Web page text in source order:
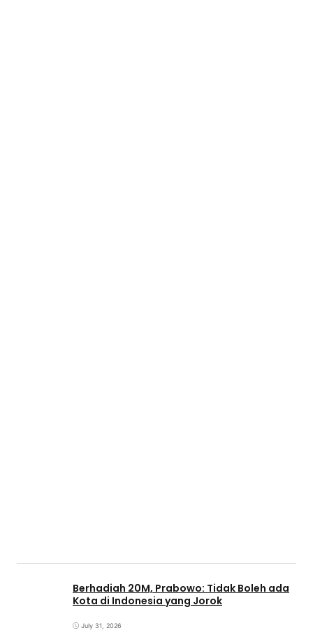
Berhadiah 20M, Prabowo: Tidak Boleh ada
Kota di Indonesia yang Jorok
July 31, 2026